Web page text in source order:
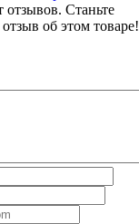
отзывов. Станьте
об этом товаре!